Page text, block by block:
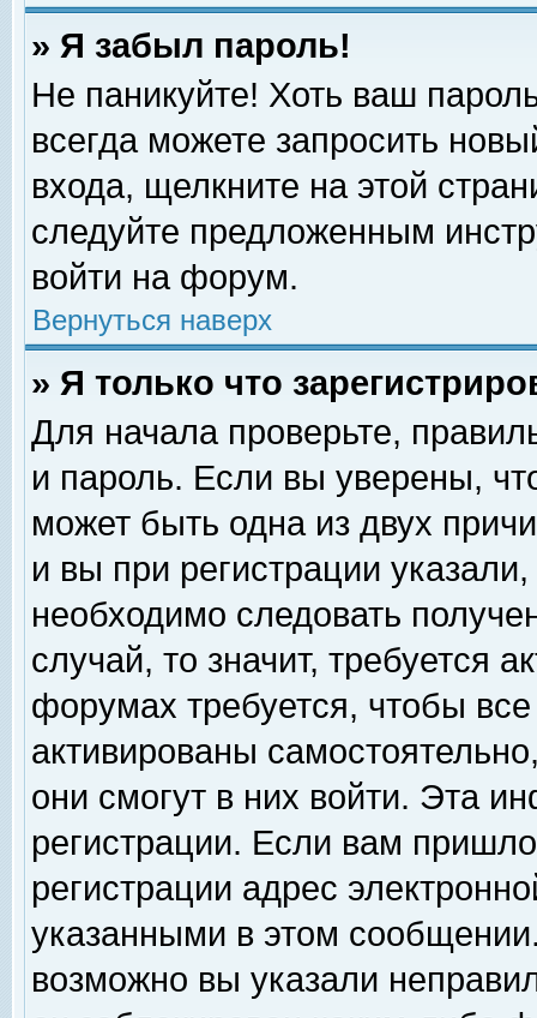
» Я забыл пароль!
Не паникуйте! Хоть ваш
всегда можете запросить
входа, щелкните на этой
следуйте предложенным
войти на форум.
Вернуться наверх
» Я только что
Для начала проверьте,
и пароль. Если вы уверены,
может быть одна из двух
и вы при регистрации
необходимо следовать
случай, то значит, требуется
форумах требуется, чтобы
активированы
они смогут в них войти. Эта
регистрации. Если вам
регистрации адрес
указанными в этом
возможно вы указали